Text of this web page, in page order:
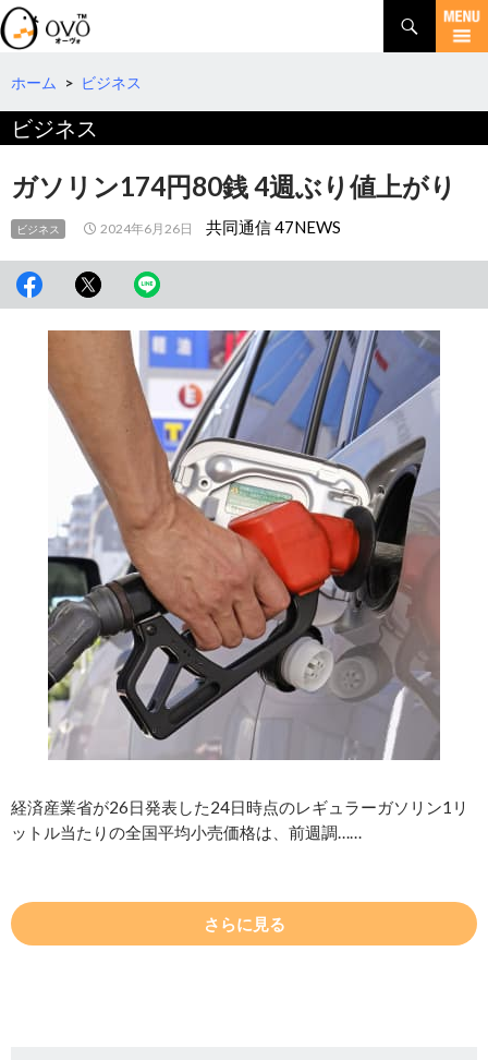
検
索
コ
テ
へ
動
ホーム > ビジネス
ビジネス
ガソリン174円80銭 4週ぶり値上がり
ビジネス 2024年6月26日 共同通信 47NEWS
経済産業省が26日発表した24日時点のレギュラーガソリン1リ
ットル当たりの全国平均小売価格は、前週調……
さらに見る